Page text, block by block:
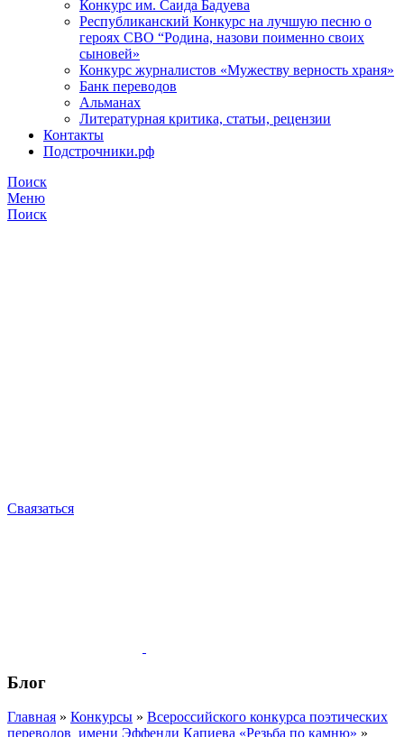
Конкурс им. Саида Бадуева
Республиканский Конкурс на лучшую песню о
героях СВО “Родина, назови поименно своих
сыновей»
Конкурс журналистов «Мужеству верность храня»
Банк переводов
Альманах
Литературная критика, статьи, рецензии
Контакты
Подстрочники.рф
Поиск
Меню
Поиск
Сваязаться
Блог
Главная » Конкурсы » Всероссийского конкурса поэтических
переводов имени Эффенди Капиева «Резьба по камню» »